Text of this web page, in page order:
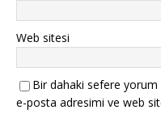
Web sitesi
Bir dahaki sefere yorum
e-posta adresimi ve web